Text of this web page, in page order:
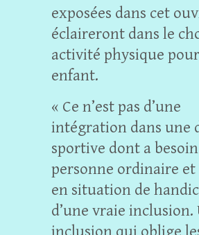
exposées dans cet
éclaireront dans le
activité physique
enfant.
« Ce n’est pas d’une
intégration dans une
sportive dont a
personne ordinaire et
en situation de
d’une vraie inclusion.